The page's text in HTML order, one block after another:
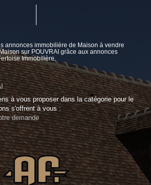
annonces immobilière de Maison à vendre
sur POUVRAI grâce aux annonces
Immobilière.
à vous proposer dans la catégorie pour le
s'offrent à vous :
demande